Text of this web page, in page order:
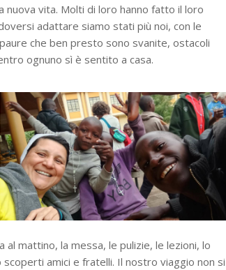
vita. Molti di loro hanno fatto il loro
adattare siamo stati più noi, con le
che ben presto sono svanite, ostacoli
ognuno sì è sentito a casa.
al mattino, la messa, le pulizie, le lezioni, lo
amici e fratelli. Il nostro viaggio non si